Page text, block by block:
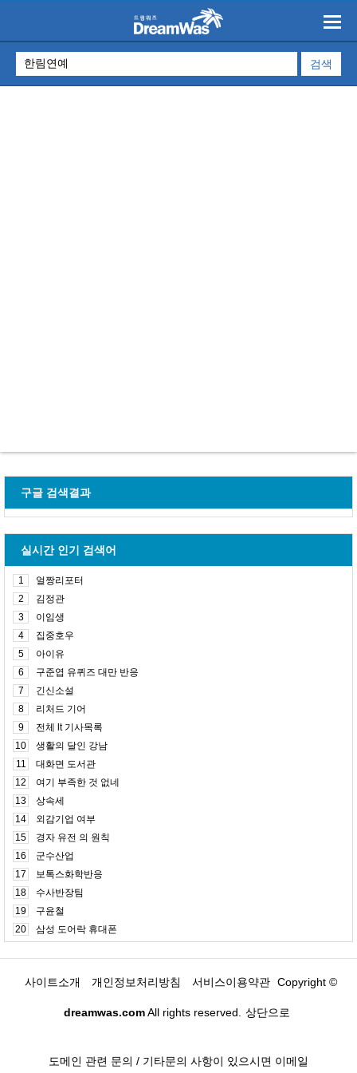
구글 검색결과
실시간 인기 검색어
1
얼짱리포터
2
김정관
3
이임생
4
집중호우
5
아이유
6
구준엽 유퀴즈 대만 반응
7
긴신소설
8
리처드 기어
9
전체 lt 기사목록
10
생활의 달인 강남
11
대화면 도서관
12
여기 부족한 것 없네
13
상속세
14
외감기업 여부
15
경자 유전 의 원칙
16
군수산업
17
보톡스화학반응
18
수사반장팀
19
구윤철
20
삼성 도어락 휴대폰
사이트소개 개인정보처리방침 서비스이용약관 Copyright ©
dreamwas.comAll rights reserved. 상단으로
도메인 관련 문의 / 기타문의 사항이 있으시면 이메일